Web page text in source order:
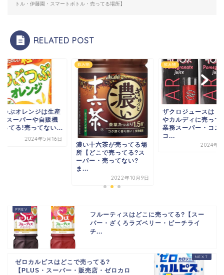
トル・伊藤園・スマートボトル・売ってる場所】
RELATED POST
つぶオレンジは生産
?スーパーや自販機
ってる!売ってない...
2024年5月16日
飲み物
濃い十六茶が売ってる場
所【どこで売ってる?ス
ーパー・売ってない?
ま...
2022年10月9日
飲み物
ザクロジュースはド
やカルディに売って
業務スーパー・コス
コ...
2024年5
フルーティスはどこに売ってる?【スー
パー・ざくろラズベリー・ピーチライ
チ...
ゼロカルピスはどこで売ってる?
【PLUS・スーパー・販売店・ゼロカロ